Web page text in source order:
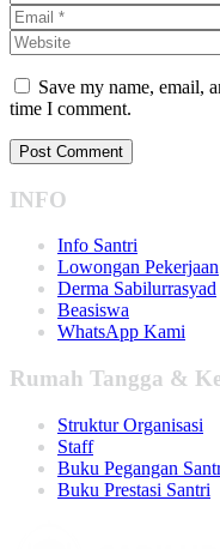
Save my name, email,
time I comment.
INFO
Info Santri
Lowongan Pekerjaan
Derma Sabilurrasyad
Beasiswa
WhatsApp Kami
Rumah Tangga &
Struktur Organisasi
Staff
Buku Pegangan
Buku Prestasi Santri